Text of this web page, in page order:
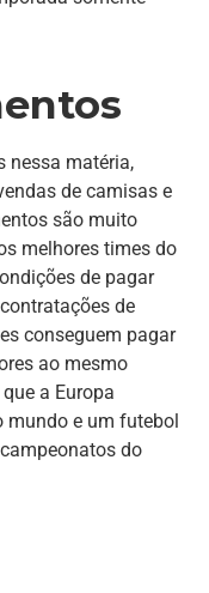
nessa matéria,
de camisas e
são muito
melhores times do
de pagar
de
conseguem pagar
ao mesmo
a Europa
mundo e um futebol
do